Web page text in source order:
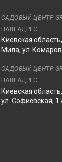
САДОВЫЙ ЦЕНТР
НАШ АДРЕС
Киевская
Мила, ул.
САДОВЫЙ ЦЕНТР
НАШ АДРЕС
Киевская
ул. Софиевская,